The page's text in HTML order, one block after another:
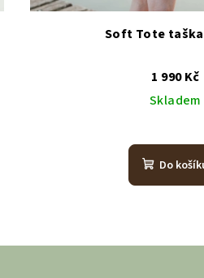
Soft Tote
1 990 Kč
Skladem
Do